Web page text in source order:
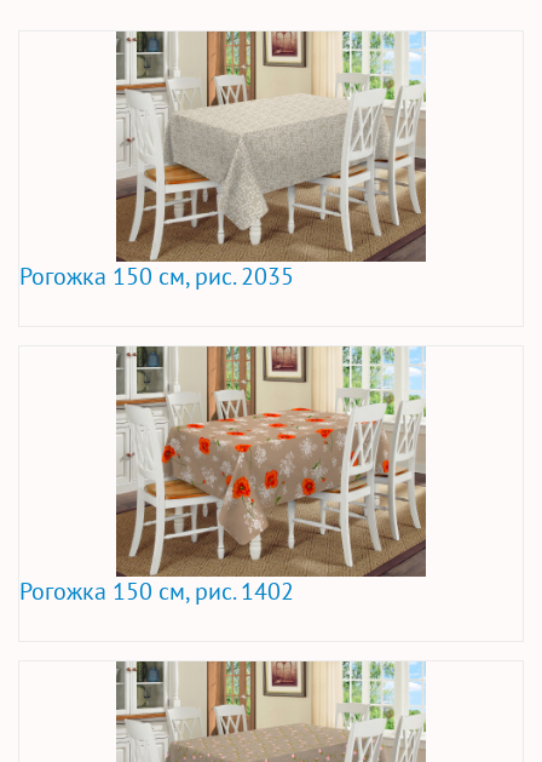
Рогожка 150 см, рис. 2035
Рогожка 150 см, рис. 1402